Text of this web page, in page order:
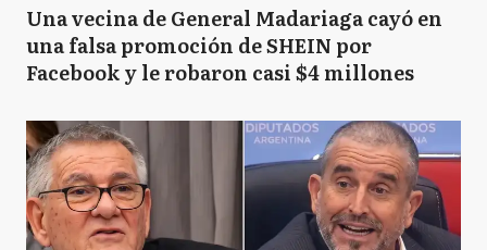
Una vecina de General Madariaga cayó en
una falsa promoción de SHEIN por
Facebook y le robaron casi $4 millones